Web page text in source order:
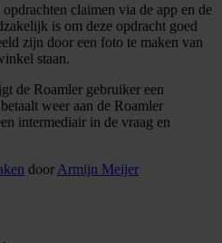
claimen via de app en de
is om deze opdracht goed
zijn door een foto te maken van
staan.
de Roamler gebruiker een
weer aan de Roamler
intermediair in de vraag en
door Armijn Meijer